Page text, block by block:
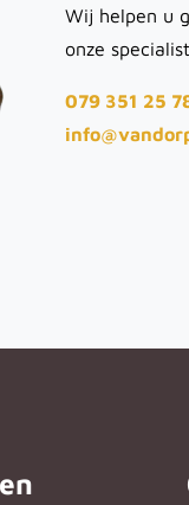
Wij helpen u
onze
079 351 25